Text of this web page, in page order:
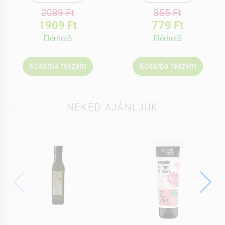
2089 Ft
1909 Ft
Elérhetõ
Kosárba teszem
855 Ft
779 Ft
Elérhetõ
Kosárba teszem
NEKED AJÁNLJUK